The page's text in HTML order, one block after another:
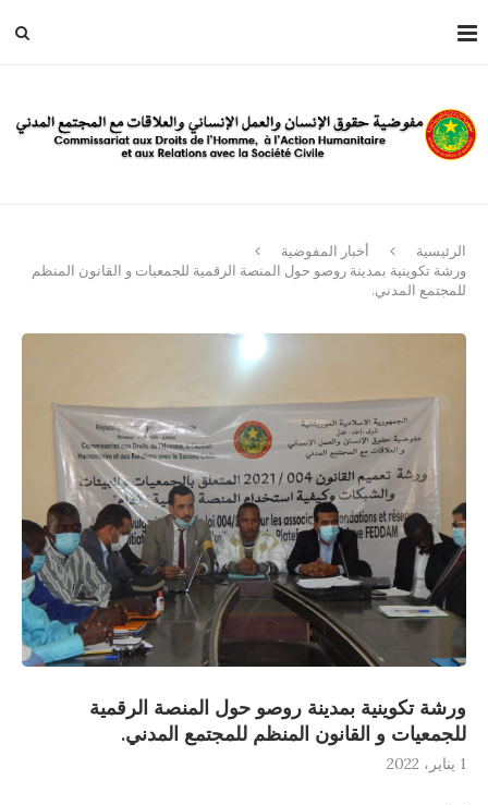
الرئيسية
أخبار المفوضية
ورشة تكوينية بمدينة روصو حول المنصة الرقمية للجمعيات و القانون المنظم
للمجتمع المدني.
ورشة تكوينية بمدينة روصو حول المنصة الرقمية
للجمعيات و القانون المنظم للمجتمع المدني.
1 يناير، 2022